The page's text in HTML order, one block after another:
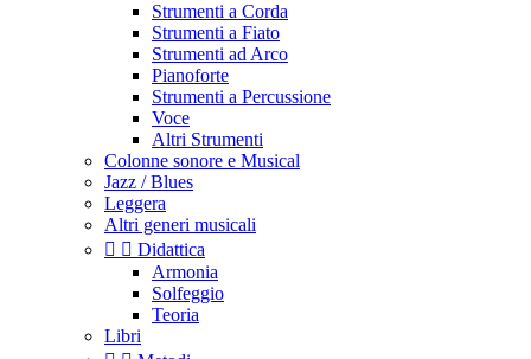
Strumenti a Corda
Strumenti a Fiato
Strumenti ad Arco
Pianoforte
Strumenti a Percussione
Voce
Altri Strumenti
Colonne sonore e Musical
Jazz / Blues
Leggera
Altri generi musicali
  Didattica
Armonia
Solfeggio
Teoria
Libri